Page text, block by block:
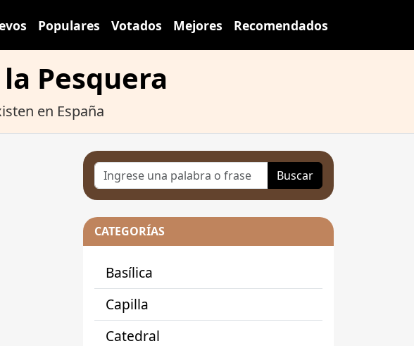
Populares Votados Mejores Recomendados
Pesquera
en España
Buscar
CATEGORÍAS
Basílica
Capilla
Catedral